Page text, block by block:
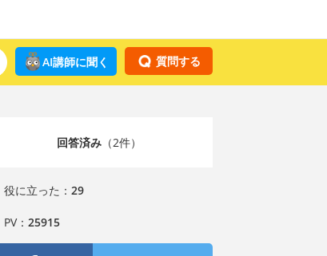
質問する
AI講師に聞く
回答済み（2件）
役に立った： 29
PV： 25915